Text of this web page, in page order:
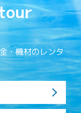
・機材のレンタ